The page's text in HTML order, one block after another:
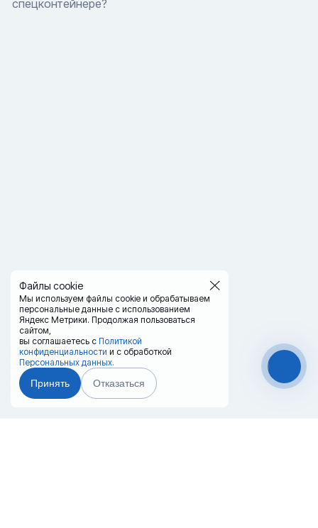
Файлы cookie
Мы используем файлы cookie и обрабатываем
персональные данные с использованием
Яндекс Метрики. Продолжая пользоваться
сайтом,
вы соглашаетесь с Политикой
конфиденциальности и с обработкой
Персональных данных.
Принять Отказаться
спецконтейнере?